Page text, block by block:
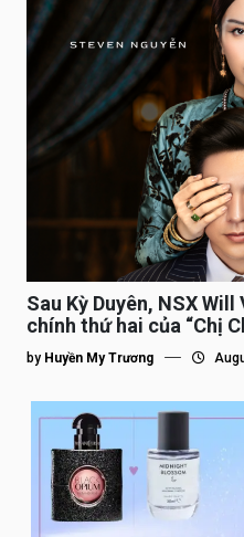
Sau Kỳ Duyên, NSX
chính thứ hai của “Chị
by Huyền My Trương